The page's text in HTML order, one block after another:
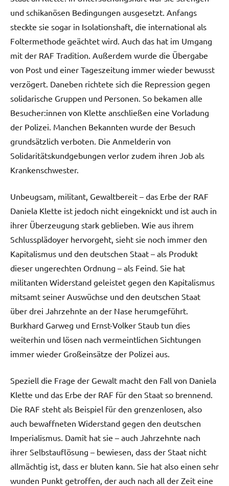
und schikanösen Bedingungen ausgesetzt. Anfangs
steckte sie sogar in Isolationshaft, die international als
Foltermethode geächtet wird. Auch das hat im Umgang
mit der RAF Tradition. Außerdem wurde die Übergabe
von Post und einer Tageszeitung immer wieder bewusst
verzögert. Daneben richtete sich die Repression gegen
solidarische Gruppen und Personen. So bekamen alle
Besucher:innen von Klette anschließen eine Vorladung
der Polizei. Manchen Bekannten wurde der Besuch
grundsätzlich verboten. Die Anmelderin von
Solidaritätskundgebungen verlor zudem ihren Job als
Krankenschwester.
Unbeugsam, militant, Gewaltbereit – das Erbe der RAF
Daniela Klette ist jedoch nicht eingeknickt und ist auch in
ihrer Überzeugung stark geblieben. Wie aus ihrem
Schlussplädoyer hervorgeht, sieht sie noch immer den
Kapitalismus und den deutschen Staat – als Produkt
dieser ungerechten Ordnung – als Feind. Sie hat
militanten Widerstand geleistet gegen den Kapitalismus
mitsamt seiner Auswüchse und den deutschen Staat
über drei Jahrzehnte an der Nase herumgeführt.
Burkhard Garweg und Ernst-Volker Staub tun dies
weiterhin und lösen nach vermeintlichen Sichtungen
immer wieder Großeinsätze der Polizei aus.
Speziell die Frage der Gewalt macht den Fall von Daniela
Klette und das Erbe der RAF für den Staat so brennend.
Die RAF steht als Beispiel für den grenzenlosen, also
auch bewaffneten Widerstand gegen den deutschen
Imperialismus. Damit hat sie – auch Jahrzehnte nach
ihrer Selbstauflösung – bewiesen, dass der Staat nicht
allmächtig ist, dass er bluten kann. Sie hat also einen sehr
wunden Punkt getroffen, der auch nach all der Zeit eine